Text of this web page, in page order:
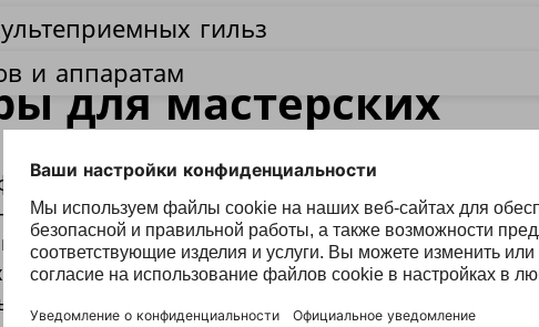
гильз
и аппаратам
для мастерских
протезно-ортопедических мастерских:
ортезы и аппараты, технологии
ампутации. Основные характеристики,
сборки протезов бедра и голени, таблицы
схемы сборки протезов.